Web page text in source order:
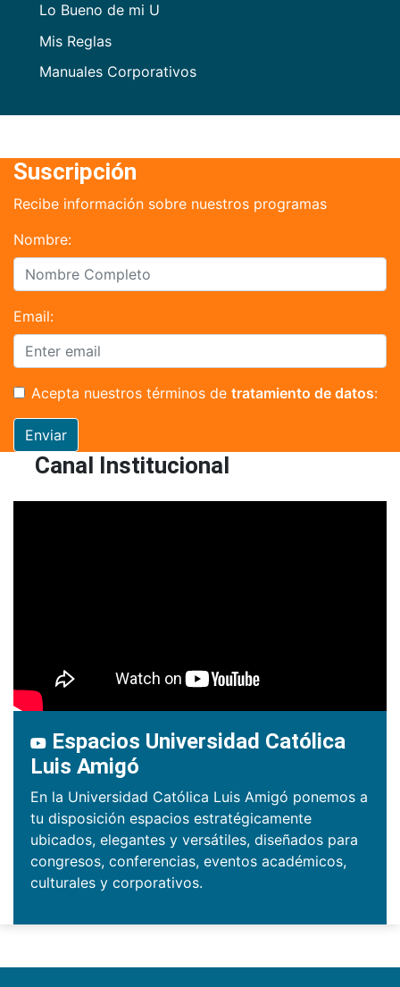
Lo Bueno de mi U
Mis Reglas
Manuales Corporativos
Suscripción
Recibe información sobre nuestros programas
Nombre:
Email:
Acepta nuestros términos de tratamiento de datos:
Enviar
Canal Institucional
Espacios Universidad Católica
Luis Amigó
En la Universidad Católica Luis Amigó ponemos a
tu disposición espacios estratégicamente
ubicados, elegantes y versátiles, diseñados para
congresos, conferencias, eventos académicos,
culturales y corporativos.